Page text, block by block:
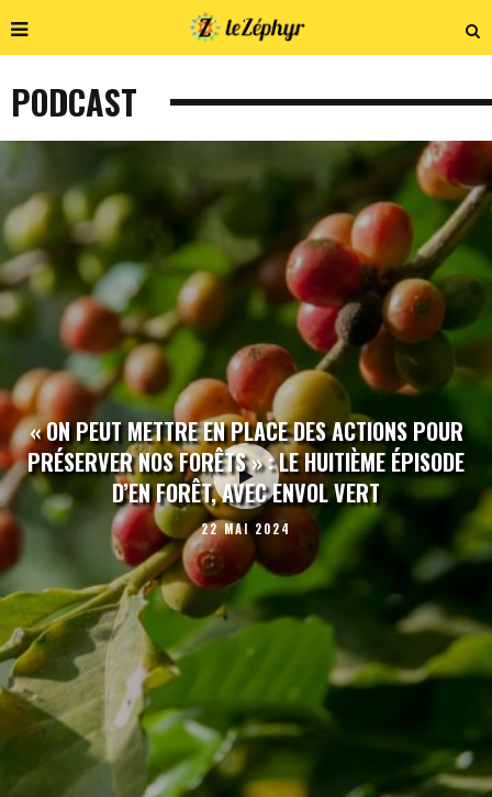
PODCAST
« ON PEUT METTRE EN PLACE DES ACTIONS POUR
PRÉSERVER NOS FORÊTS » : LE HUITIÈME ÉPISODE
D’EN FORÊT, AVEC ENVOL VERT
22 MAI 2024